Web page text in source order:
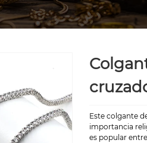
Este colgante
importancia
es popular